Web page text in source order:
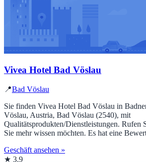
Vivea Hotel Bad Vöslau
📍Bad Vöslau
Sie finden Vivea Hotel Bad Vöslau in
Vöslau, Austria, Bad Vöslau (2540), mit
Qualitätsprodukten/Dienstleistungen. Rufen
Sie mehr wissen möchten. Es hat eine
Geschäft ansehen »
★ 3.9